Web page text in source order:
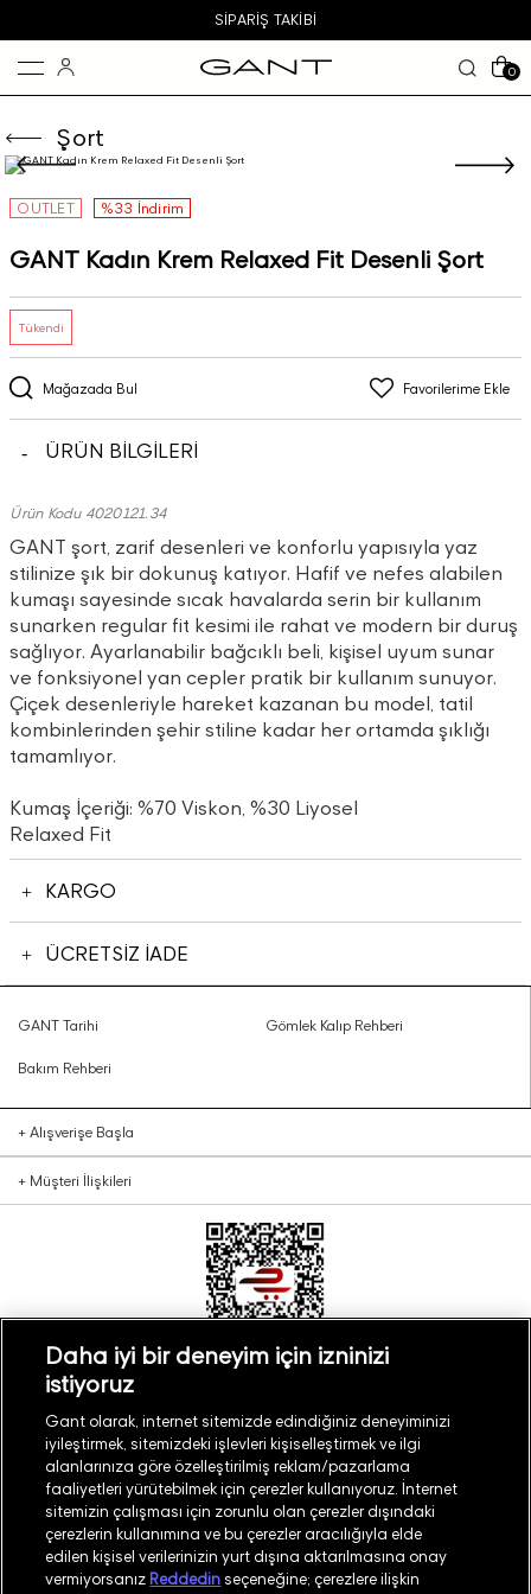
SIPARIŞ TAKIBI
0
Şort
OUTLET %33 İndirim
GANT Kadın Krem Relaxed Fit Desenli Şort
Mağazada Bul Favorilerime Ekle
Tükendi
ÜRÜN BİLGİLERİ
Ürün Kodu 4020121.34
GANT şort, zarif desenleri ve konforlu yapısıyla yaz
stilinize şık bir dokunuş katıyor. Hafif ve nefes alabilen
kumaşı sayesinde sıcak havalarda serin bir kullanım
sunarken regular fit kesimi ile rahat ve modern bir duruş
sağlıyor. Ayarlanabilir bağcıklı beli, kişisel uyum sunar
ve fonksiyonel yan cepler pratik bir kullanım sunuyor.
Çiçek desenleriyle hareket kazanan bu model, tatil
kombinlerinden şehir stiline kadar her ortamda şıklığı
tamamlıyor.
Kumaş İçeriği: %70 Viskon, %30 Liyosel
Relaxed Fit
KARGO
ÜCRETSİZ İADE
GANT Tarihi Gömlek Kalıp Rehberi
Bakım Rehberi
+ Alışverişe Başla
+ Müşteri İlişkileri
Türkiye Mağaza Bul
©2026GANT
Daha iyi bir deneyim için izninizi
istiyoruz
Gant olarak, internet sitemizde edindiğiniz deneyiminizi
iyileştirmek, sitemizdeki işlevleri kişiselleştirmek ve ilgi
alanlarınıza göre özelleştirilmiş reklam/pazarlama
faaliyetleri yürütebilmek için çerezler kullanıyoruz. İnternet
sitemizin çalışması için zorunlu olan çerezler dışındaki
çerezlerin kullanımına ve bu çerezler aracılığıyla elde
edilen kişisel verilerinizin yurt dışına aktarılmasına onay
vermiyorsanız Reddedin seçeneğine; çerezlere ilişkin